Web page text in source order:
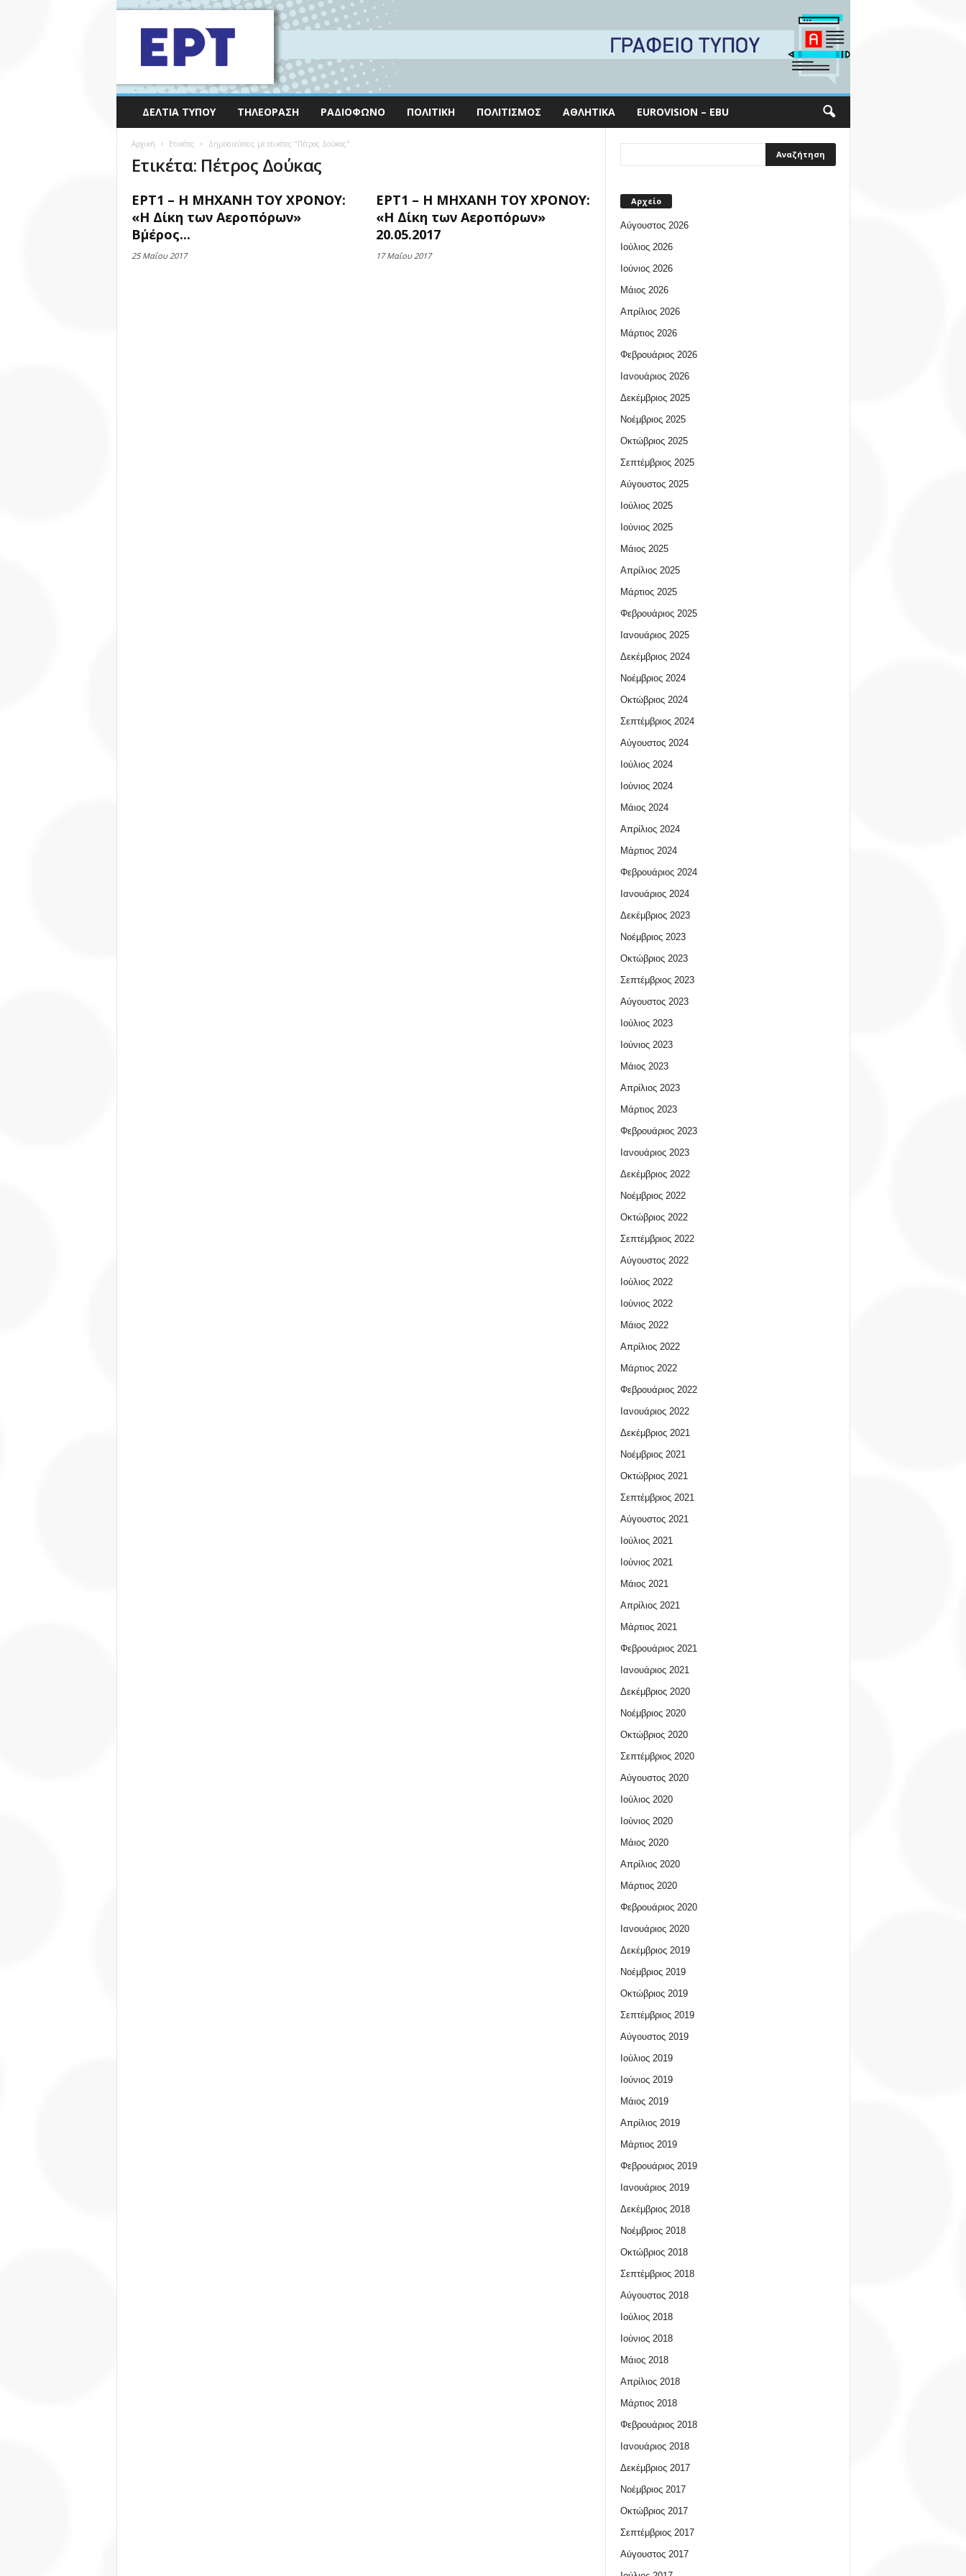
ΔΕΛΤΊΑ ΤΎΠΟΥ ΤΗΛΕΌΡΑΣΗ ΡΑΔΙΌΦΩΝΟ ΠΟΛΙΤΙΚΉ ΠΟΛΙΤΙΣΜΌΣ ΑΘΛΗΤΙΚΆ EUROVISION – EBU
Αρχική Ετικέτες Δημοσιεύσεις με ετικέτες "Πέτρος Δούκας"
Ετικέτα: Πέτρος Δούκας
ΕΡΤ1 – Η ΜΗΧΑΝΗ ΤΟΥ ΧΡΟΝΟΥ:
«Η Δίκη των Αεροπόρων»
Β΄μέρος...
25 Μαΐου 2017
ΕΡΤ1 – Η ΜΗΧΑΝΗ ΤΟΥ ΧΡΟΝΟΥ:
«Η Δίκη των Αεροπόρων»
20.05.2017
17 Μαΐου 2017
Αρχείο
Αύγουστος 2026
Ιούλιος 2026
Ιούνιος 2026
Μάιος 2026
Απρίλιος 2026
Μάρτιος 2026
Φεβρουάριος 2026
Ιανουάριος 2026
Δεκέμβριος 2025
Νοέμβριος 2025
Οκτώβριος 2025
Σεπτέμβριος 2025
Αύγουστος 2025
Ιούλιος 2025
Ιούνιος 2025
Μάιος 2025
Απρίλιος 2025
Μάρτιος 2025
Φεβρουάριος 2025
Ιανουάριος 2025
Δεκέμβριος 2024
Νοέμβριος 2024
Οκτώβριος 2024
Σεπτέμβριος 2024
Αύγουστος 2024
Ιούλιος 2024
Ιούνιος 2024
Μάιος 2024
Απρίλιος 2024
Μάρτιος 2024
Φεβρουάριος 2024
Ιανουάριος 2024
Δεκέμβριος 2023
Νοέμβριος 2023
Οκτώβριος 2023
Σεπτέμβριος 2023
Αύγουστος 2023
Ιούλιος 2023
Ιούνιος 2023
Μάιος 2023
Απρίλιος 2023
Μάρτιος 2023
Φεβρουάριος 2023
Ιανουάριος 2023
Δεκέμβριος 2022
Νοέμβριος 2022
Οκτώβριος 2022
Σεπτέμβριος 2022
Αύγουστος 2022
Ιούλιος 2022
Ιούνιος 2022
Μάιος 2022
Απρίλιος 2022
Μάρτιος 2022
Φεβρουάριος 2022
Ιανουάριος 2022
Δεκέμβριος 2021
Νοέμβριος 2021
Οκτώβριος 2021
Σεπτέμβριος 2021
Αύγουστος 2021
Ιούλιος 2021
Ιούνιος 2021
Μάιος 2021
Απρίλιος 2021
Μάρτιος 2021
Φεβρουάριος 2021
Ιανουάριος 2021
Δεκέμβριος 2020
Νοέμβριος 2020
Οκτώβριος 2020
Σεπτέμβριος 2020
Αύγουστος 2020
Ιούλιος 2020
Ιούνιος 2020
Μάιος 2020
Απρίλιος 2020
Μάρτιος 2020
Φεβρουάριος 2020
Ιανουάριος 2020
Δεκέμβριος 2019
Νοέμβριος 2019
Οκτώβριος 2019
Σεπτέμβριος 2019
Αύγουστος 2019
Ιούλιος 2019
Ιούνιος 2019
Μάιος 2019
Απρίλιος 2019
Μάρτιος 2019
Φεβρουάριος 2019
Ιανουάριος 2019
Δεκέμβριος 2018
Νοέμβριος 2018
Οκτώβριος 2018
Σεπτέμβριος 2018
Αύγουστος 2018
Ιούλιος 2018
Ιούνιος 2018
Μάιος 2018
Απρίλιος 2018
Μάρτιος 2018
Φεβρουάριος 2018
Ιανουάριος 2018
Δεκέμβριος 2017
Νοέμβριος 2017
Οκτώβριος 2017
Σεπτέμβριος 2017
Αύγουστος 2017